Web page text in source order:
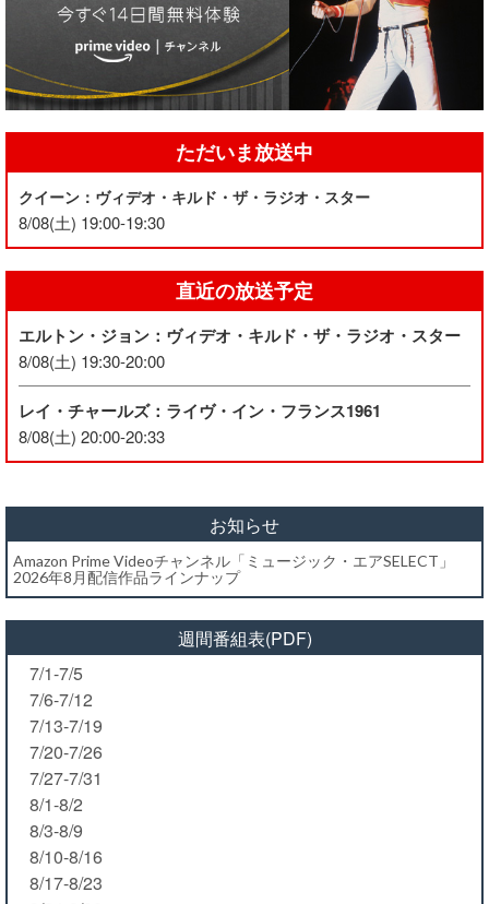
ただいま放送中
クイーン：ヴィデオ・キルド・ザ・ラジオ・スター
8/08(土) 19:00-19:30
直近の放送予定
エルトン・ジョン：ヴィデオ・キルド・ザ・ラジオ・スター
8/08(土) 19:30-20:00
レイ・チャールズ：ライヴ・イン・フランス1961
8/08(土) 20:00-20:33
お知らせ
Amazon Prime Videoチャンネル「ミュージック・エアSELECT」
2026年8月配信作品ラインナップ
週間番組表(PDF)
7/1-7/5
7/6-7/12
7/13-7/19
7/20-7/26
7/27-7/31
8/1-8/2
8/3-8/9
8/10-8/16
8/17-8/23